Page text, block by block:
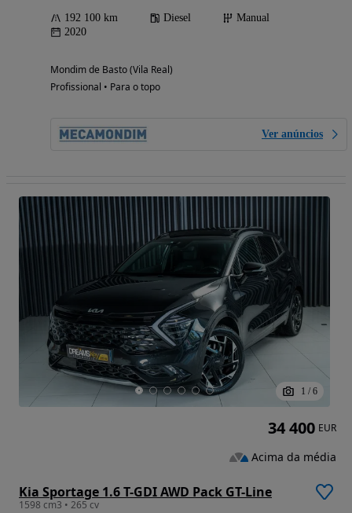
192 100 km Diesel
Manual
2020
Mondim de Basto (Vila Real)
Profissional • Para o topo
Ver anúncios
1 / 6
Kia Sportage 1.6 T-GDI AWD Pack GT-Line
1598 cm3 • 265 cv
34 400 EUR
Acima da média